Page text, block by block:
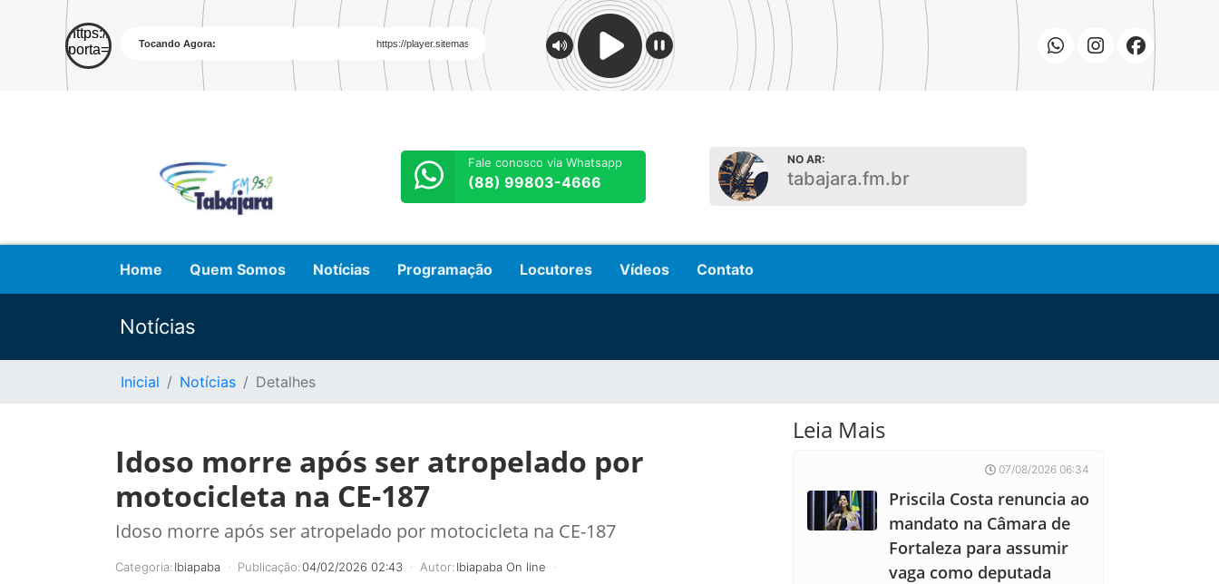
Fale conosco via Whatsapp
(88) 99803-4666
NO AR:
tabajara.fm.br
Home Quem Somos Notícias Programação Locutores Vídeos Contato
Notícias
Inicial Notícias Detalhes
Idoso morre após ser atropelado por
motocicleta na CE-187
Idoso morre após ser atropelado por motocicleta na CE-187
Categoria: Ibiapaba Publicação:04/02/2026 02:43 Autor: Ibiapaba On line
Leia Mais
07/08/2026 06:34
Priscila Costa renuncia ao
mandato na Câmara de
Fortaleza para assumir
vaga como deputada